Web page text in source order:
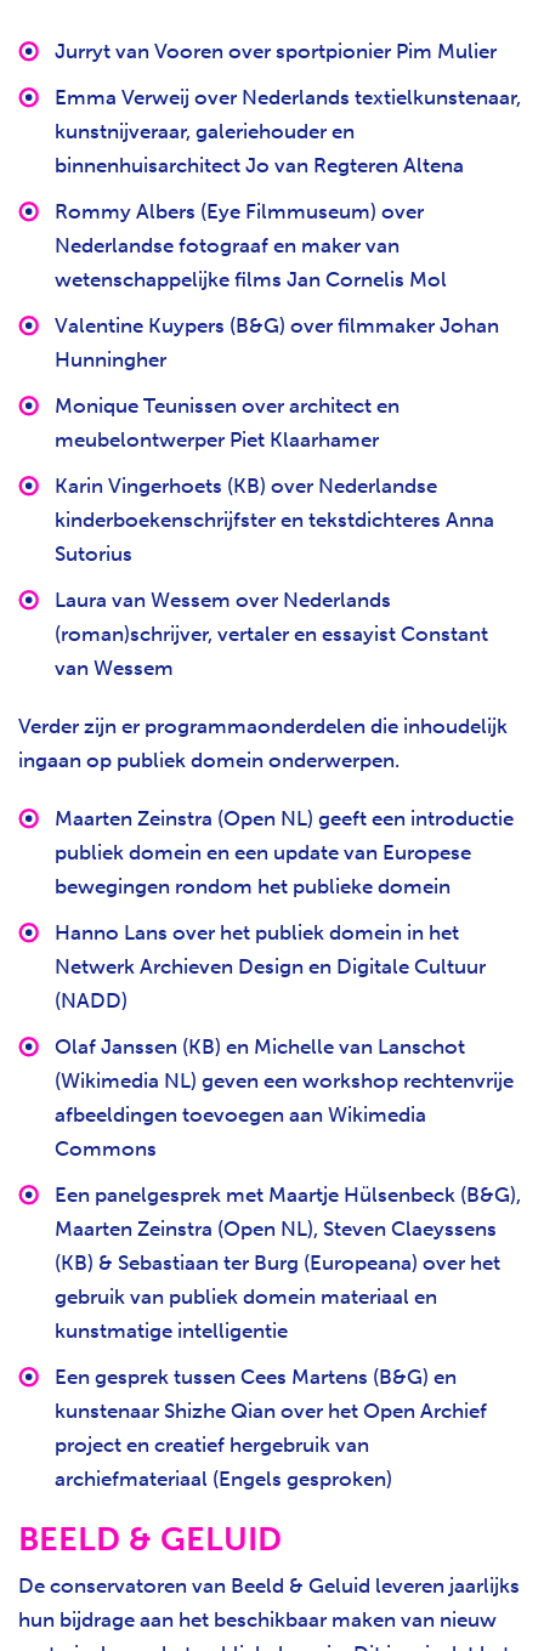
Jurryt van Vooren over sportpionier Pim Mulier
Emma Verweij over Nederlands textielkunstenaar,
kunstnijveraar, galeriehouder en
binnenhuisarchitect Jo van Regteren Altena
Rommy Albers (Eye Filmmuseum) over
Nederlandse fotograaf en maker van
wetenschappelijke films Jan Cornelis Mol
Valentine Kuypers (B&G) over filmmaker Johan
Hunningher
Monique Teunissen over architect en
meubelontwerper Piet Klaarhamer
Karin Vingerhoets (KB) over Nederlandse
kinderboekenschrijfster en tekstdichteres Anna
Sutorius
Laura van Wessem over Nederlands
(roman)schrijver, vertaler en essayist Constant
van Wessem
Verder zijn er programmaonderdelen die inhoudelijk
ingaan op publiek domein onderwerpen.
Maarten Zeinstra (Open NL) geeft een introductie
publiek domein en een update van Europese
bewegingen rondom het publieke domein
Hanno Lans over het publiek domein in het
Netwerk Archieven Design en Digitale Cultuur
(NADD)
Olaf Janssen (KB) en Michelle van Lanschot
(Wikimedia NL) geven een workshop rechtenvrije
afbeeldingen toevoegen aan Wikimedia
Commons
Een panelgesprek met Maartje Hülsenbeck (B&G),
Maarten Zeinstra (Open NL), Steven Claeyssens
(KB) & Sebastiaan ter Burg (Europeana) over het
gebruik van publiek domein materiaal en
kunstmatige intelligentie
Een gesprek tussen Cees Martens (B&G) en
kunstenaar Shizhe Qian over het Open Archief
project en creatief hergebruik van
archiefmateriaal (Engels gesproken)
BEELD & GELUID
De conservatoren van Beeld & Geluid leveren jaarlijks
hun bijdrage aan het beschikbaar maken van nieuw